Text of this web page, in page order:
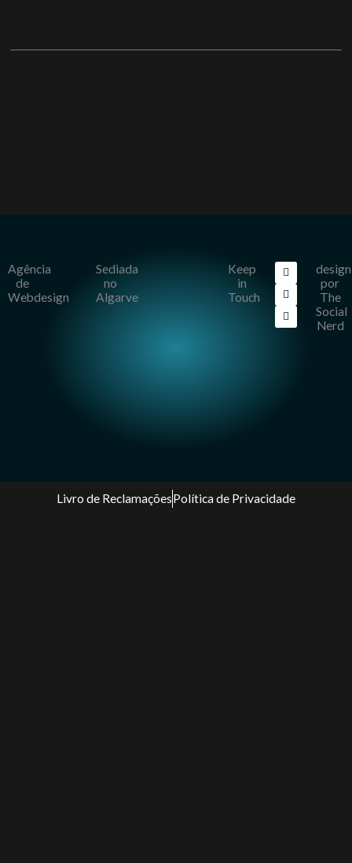
Agência
de
Webdesign
Sediada
no
Algarve
Keep
in
Touch
F
a
c
e
b
o
o
I
n
s
t
a
g
r
L
i
n
k
e
d
i
design
por
The
Social
Nerd
Livro de ReclamaçõesPolítica de Privacidade